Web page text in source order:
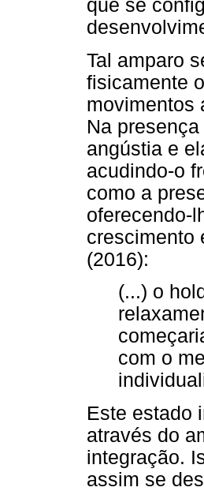
que se
Tal amparo
fisicamente
movimentos
Na
angústia e
acudindo-o
como a
oferecendo-
crescimento
(2016):
(...) o
com o
Este estado
através do
integração.
assim se